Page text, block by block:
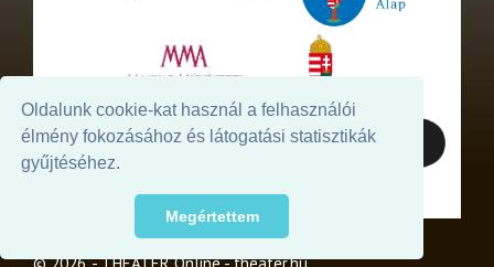
Oldalunk cookie-kat használ a felhasználói
élmény fokozásához és látogatási statisztikák
gyűjtéséhez.
Megértettem
© 2026. - THEATER Online -theater.hu